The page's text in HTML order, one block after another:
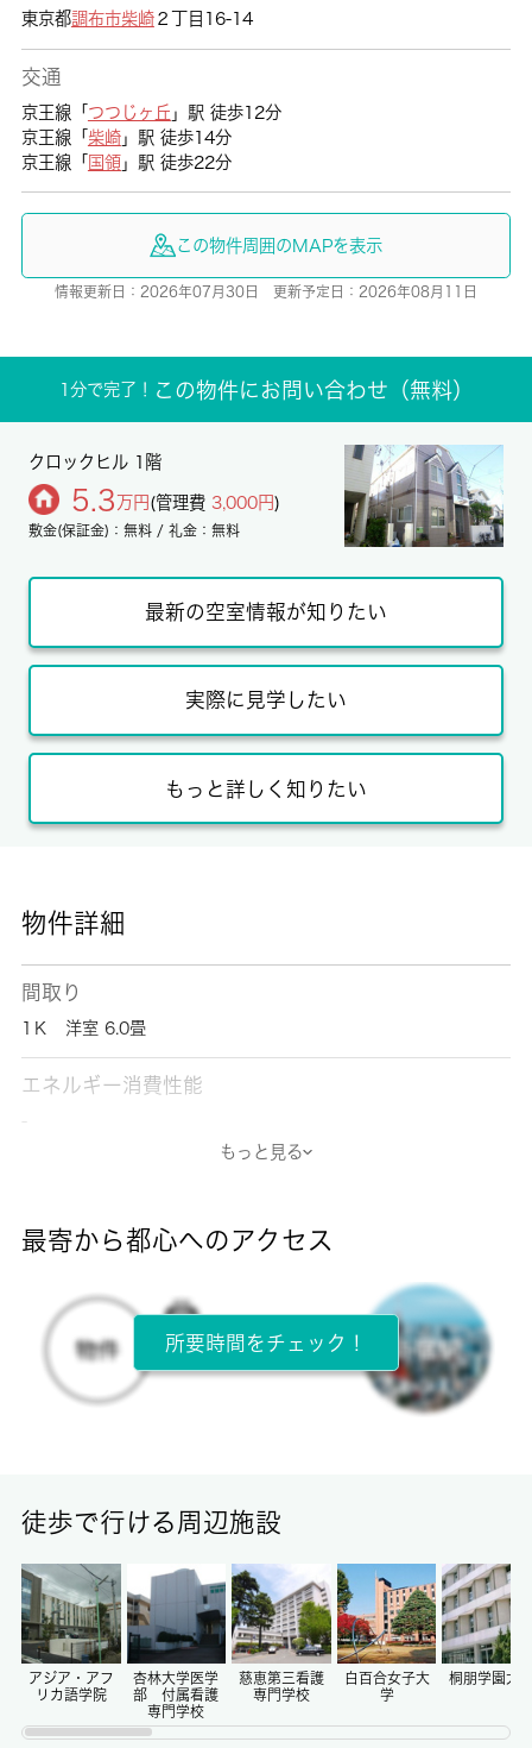
東京都調布市柴崎２丁目16-14
交通
京王線「 つつじヶ丘 」駅 徒歩12分
京王線「 柴崎」駅 徒歩14分
京王線「 国領」駅 徒歩22分
この物件周囲のMAPを表示
情報更新日：2026年07月30日 更新予定日：2026年08月11日
1分で完了！ この物件にお問い合わせ（無料）
クロックヒル 1階
5.3 万円 (管理費 3,000円)
敷金(保証金)：無料 / 礼金：無料
最新の空室情報が知りたい
実際に見学したい
もっと詳しく知りたい
物件詳細
間取り
1Ｋ 洋室 6.0畳
エネルギー消費性能
-
所在階
1階 / 2階建
-
償却/敷引
-/-
権利金/雑費
もっと見る
最寄から都心へのアクセス
所要時間をチェック！
徒歩で行ける周辺施設
アジア・アフ
リカ語学院
杏林大学医学
部 付属看護
専門学校
慈恵第三看護
専門学校
白百合女子大
学
桐朋学園大